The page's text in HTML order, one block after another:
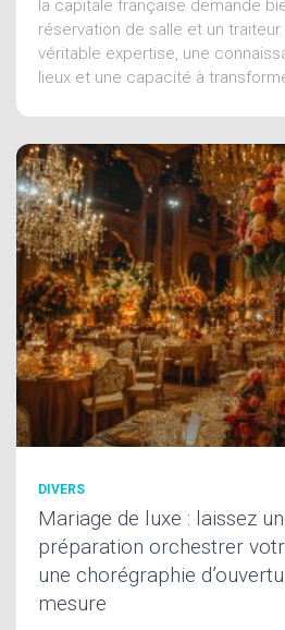
la capitale française demande
réservation de salle et un
véritable expertise, une
lieux et une capacité à
DIVERS
Mariage de luxe : laissez
préparation orchestrer
une chorégraphie
mesure